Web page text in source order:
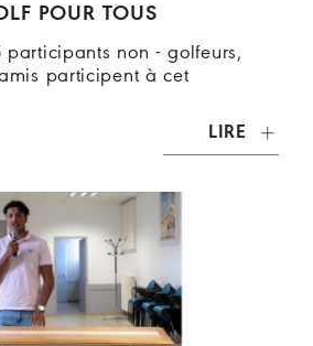
POUR TOUS
non - golfeurs,
participent à cet
LIRE